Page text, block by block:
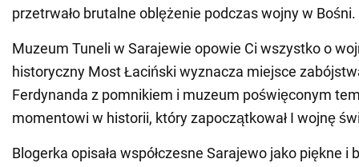
przetrwało brutalne oblężenie podczas wojny w Bośni.
Muzeum Tuneli w Sarajewie opowie Ci wszystko o
historyczny Most Łaciński wyznacza miejsce
Ferdynanda z pomnikiem i muzeum poświęconym
momentowi w historii, który zapoczątkował I wojnę
Blogerka opisała współczesne Sarajewo jako piękne i